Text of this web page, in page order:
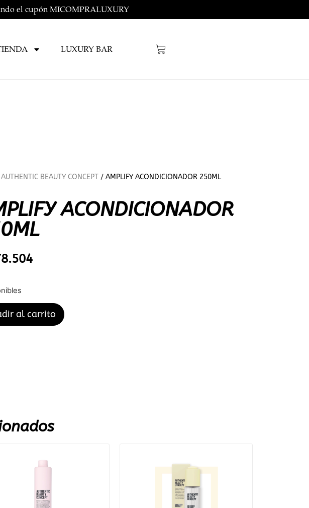
el cupón MICOMPRALUXURY
LUXURY BAR
AUTHENTIC BEAUTY CONCEPT / AMPLIFY ACONDICIONADOR 250ML
ACONDICIONADOR
al carrito